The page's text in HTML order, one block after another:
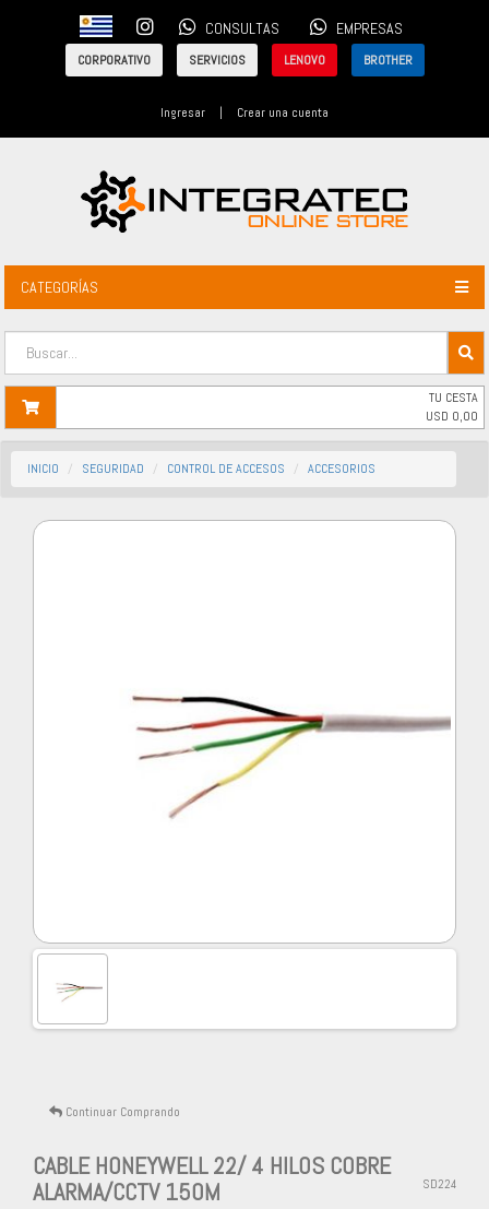
CONSULTAS EMPRESAS
CORPORATIVO SERVICIOS LENOVO BROTHER
Ingresar | Crear una cuenta
CATEGORÍAS
TU CESTA
USD 0,00
INICIO SEGURIDAD CONTROL DE ACCESOS ACCESORIOS
Continuar Comprando
CABLE HONEYWELL 22/ 4 HILOS COBRE
ALARMA/CCTV 150M
SD224